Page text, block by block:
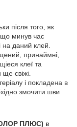
після того, як
що минув час
на даний клей.
принаймні,
клеї та
свіжі.
і покладена в
змочити шви
ПЛЮС) в